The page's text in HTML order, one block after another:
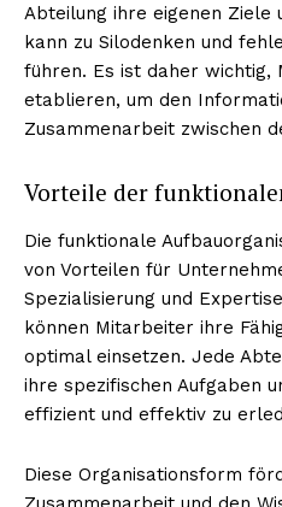
Abteilung ihre eigenen Ziele
kann zu Silodenken und
führen. Es ist daher wichtig,
etablieren, um den
Zusammenarbeit zwischen
Vorteile der
Die funktionale
von Vorteilen für
Spezialisierung und
können Mitarbeiter ihre
optimal einsetzen. Jede
ihre spezifischen Aufgaben
effizient und effektiv zu
Diese Organisationsform